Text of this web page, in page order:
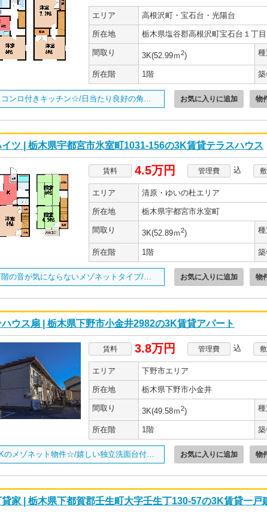
エリア 高根沢町・宝石台・光陽台
所在地 栃木県塩谷郡高根沢町宝石台１丁目
間取り 3K(52.99ｍ2) 種
所在階 1階
ガスコンロ付きキッチン☆/日当たり良好の角部屋/ 物
お気に入りに追加
ツ | 栃木県宇都宮市氷室町1031-156の3K賃貸テラスハウス
賃料 4.5万円 管理費 込
エリア 清原・ゆいの杜エリア
所在地 栃木県宇都宮市氷室町
間取り 3K(52.89ｍ2) 種
所在階 1階
物
お気に入りに追加
ウス扇 | 栃木県下野市小金井2982の3K賃貸アパート
賃料 3.8万円 管理費 込
エリア 下野市エリア
所在地 栃木県下野市小金井
間取り 3K(49.58ｍ2) 種
所在階 1階
物
お気に入りに追加
家 | 栃木県下都賀郡壬生町大字壬生丁130-57の3K賃貸一戸